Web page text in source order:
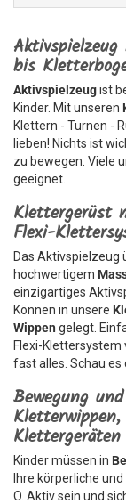
bis
Aktivspielzeugist
Kinder. Mit unseren
Klettern - Turnen -
lieben! Nichts ist
zu bewegen. Viele
geeignet.
Klettergerüst
Flexi-
Das Aktivspielzeug
hochwertigem
einzigartiges
Können in unsere
Wippen gelegt.
Flexi-
fast alles. Schau es
Bewegung
Kinder müssen in
Ihre körperliche
O. Aktiv sein und